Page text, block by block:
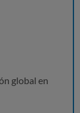
global en